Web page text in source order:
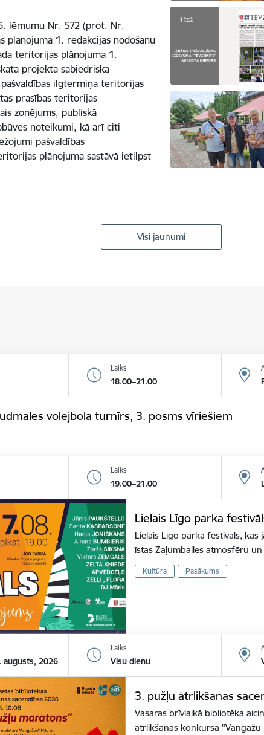
lēmumu Nr. 572 (prot. Nr.
plānojuma 1. redakcijas nodošanu
teritorijas plānojuma 1.
projekta sabiedriskā
ilgtermiņa teritorijas
prasības teritorijas
zonējums, publiskā
noteikumi, kā arī citi
pašvaldības
plānojuma sastāvā ietilpst
Visi jaunumi
Laiks
18.00–21.00
volejbola turnīrs, 3. posms vīriešiem
Laiks
19.00–21.00
Lielais Līgo parka
Lielais Līgo parka festivāls,
īstas Zaļumballes atmosfēru
Kultūra Pasākums
augusts, 2026
Laiks
Visu dienu
3. pužļu ātrlikšanas
Vasaras brīvlaikā bibliotēka
ātrlikšanas konkursā